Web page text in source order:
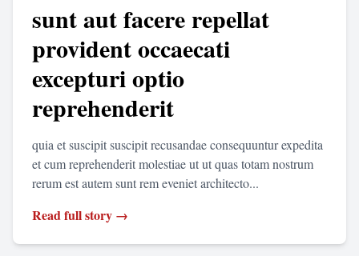
sunt aut facere repellat
provident occaecati
excepturi optio
reprehenderit
quia et suscipit suscipit recusandae consequuntur expedita
et cum reprehenderit molestiae ut ut quas totam nostrum
rerum est autem sunt rem eveniet architecto...
Read full story →